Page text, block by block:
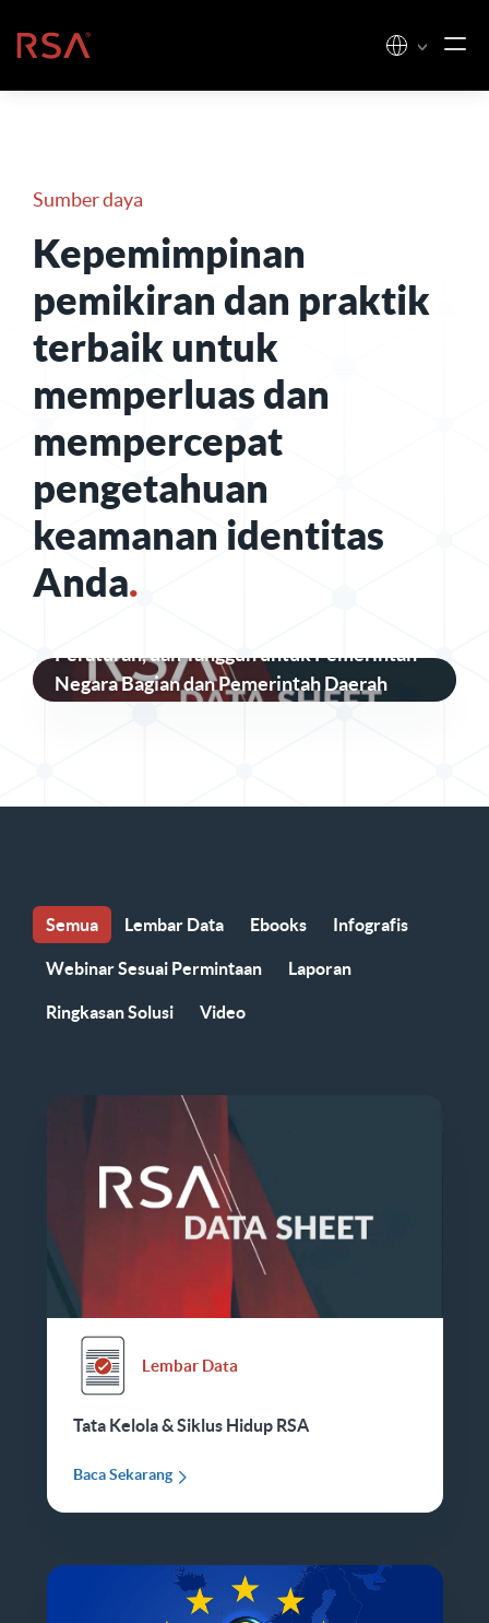
Beranda
Sumber daya
Kepemimpinan
pemikiran dan praktik
terbaik untuk
memperluas dan
mempercepat
pengetahuan
keamanan identitas
Anda.
Peraturan, dan Tangguh untuk Pemerintah
Negara Bagian dan Pemerintah Daerah
Semua Lembar Data Ebooks Infografis
Webinar Sesuai Permintaan Laporan
Ringkasan Solusi Video
Lembar Data
Tata Kelola & Siklus Hidup RSA
Baca Sekarang